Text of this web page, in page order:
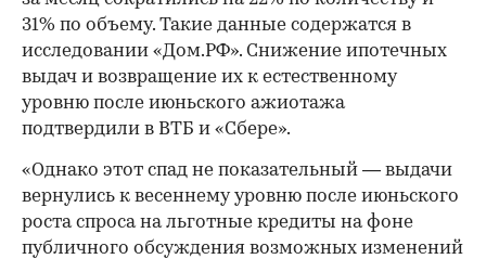
31% по объему. Такие данные содержатся в
исследовании «Дом.РФ». Снижение ипотечных
выдач и возвращение их к естественному
уровню после июньского ажиотажа
подтвердили в ВТБ и «Сбере».
«Однако этот спад не показательный — выдачи
вернулись к весеннему уровню после июньского
роста спроса на льготные кредиты на фоне
публичного обсуждения возможных изменений